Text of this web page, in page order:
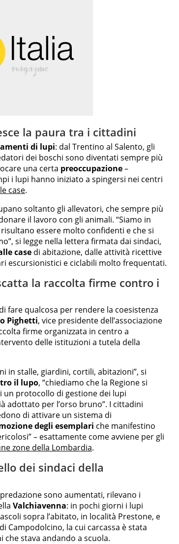
la paura tra i cittadini
di lupi: dal Trentino al Salento, gli
dei boschi sono diventati sempre più
una certa preoccupazione–
i lupi hanno iniziato a spingersi nei centri
case.
soltanto gli allevatori, che sempre più
il lavoro con gli animali. “Siamo in
essere molto confidenti e che si
si legge nella lettera firmata dai sindaci,
case di abitazione, dalle attività ricettive
escursionistici e ciclabili molto frequentati.
la raccolta firme contro i
fare qualcosa per rendere la coesistenza
Pighetti, vice presidente dell’associazione
firme organizzata in centro a
delle istituzioni a tutela della
in stalle, giardini, cortili, abitazioni”, si
il lupo, “chiediamo che la Regione si
protocollo di gestione dei lupi
adottato per l’orso bruno”. I cittadini
di attivare un sistema di
degli esemplari che manifestino
– esattamente come avviene per gli
zone della Lombardia.
dei sindaci della
sono aumentati, rilevano i
Valchiavenna: in pochi giorni i lupi
sopra l’abitato, in località Prestone, e
Campodolcino, la cui carcassa è stata
stava andando a scuola.